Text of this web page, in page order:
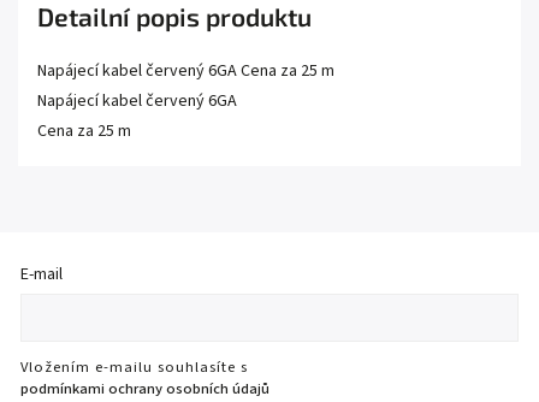
Detailní popis produktu
Napájecí kabel červený 6GA Cena za 25 m
Napájecí kabel červený 6GA
Cena za 25 m
E-mail
Vložením e-mailu souhlasíte s
podmínkami ochrany osobních údajů